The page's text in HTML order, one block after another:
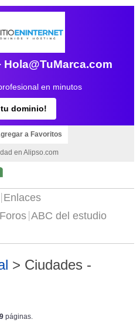
Hola@TuMarca.com
en minutos
tu dominio!
a Favoritos
en Alipso.com
Enlaces
Foros ABC del estudio
> Ciudades -
páginas.